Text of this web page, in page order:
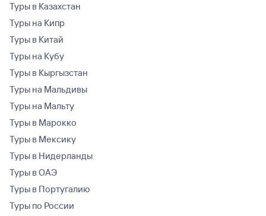
Туры в Казахстан
Туры на Кипр
Туры в Китай
Туры на Кубу
Туры в Кыргызстан
Туры на Мальдивы
Туры на Мальту
Туры в Марокко
Туры в Мексику
Туры в Нидерланды
Туры в ОАЭ
Туры в Португалию
Туры по России